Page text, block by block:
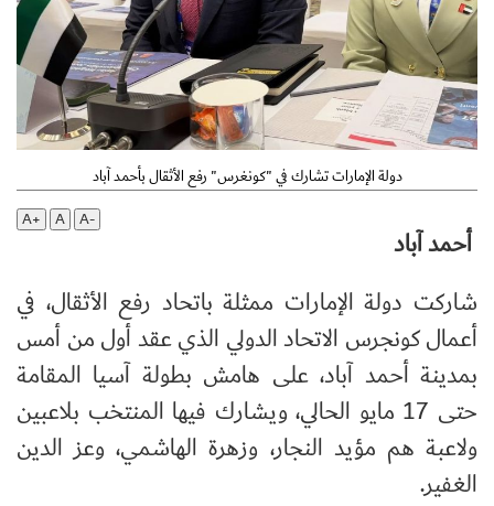
دولة الإمارات تشارك في "كونغرس" رفع الأثقال بأحمد آباد
A+
A A-
أحمد آباد
شاركت دولة الإمارات ممثلة باتحاد رفع الأثقال، في
أعمال كونجرس الاتحاد الدولي الذي عقد أول من أمس
بمدينة أحمد آباد، على هامش بطولة آسيا المقامة
حتى 17 مايو الحالي، ويشارك فيها المنتخب بلاعبين
ولاعبة هم مؤيد النجار، وزهرة الهاشمي، وعز الدين
الغفير.